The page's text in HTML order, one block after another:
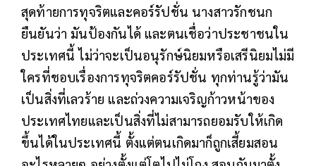
สุดท้ายการทุจริตและคอร์รัปชั่น นางสาวรักชนก
ยืนยันว่า มันป้องกันได้ และตนเชื่อว่าประชาชนใน
ประเทศนี้ ไม่ว่าจะเป็นอนุรักษ์นิยมหรือเสรีนิยมไม่มี
ใครที่ชอบเรื่องการทุจริตคอร์รัปชั่น ทุกท่านรู้ว่ามัน
เป็นสิ่งที่เลวร้าย และถ่วงความเจริญก้าวหน้าของ
ประเทศไทยและเป็นสิ่งที่ไม่สามารถยอมรับให้เกิด
ขึ้นได้ในประเทศนี้ ตั้งแต่ตนเกิดมาก็ถูกเสี้ยมสอน